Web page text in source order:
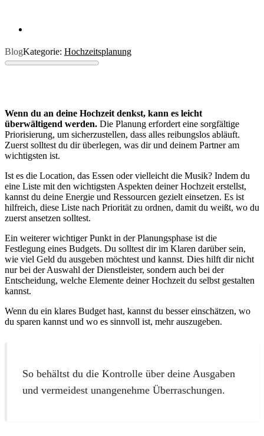
BlogKategorie: Hochzeitsplanung
Wenn du an deine Hochzeit denkst, kann es leicht
überwältigend werden. Die Planung erfordert eine sorgfältige
Priorisierung, um sicherzustellen, dass alles reibungslos abläuft.
Zuerst solltest du dir überlegen, was dir und deinem Partner am
wichtigsten ist.
Ist es die Location, das Essen oder vielleicht die Musik? Indem du
eine Liste mit den wichtigsten Aspekten deiner Hochzeit erstellst,
kannst du deine Energie und Ressourcen gezielt einsetzen. Es ist
hilfreich, diese Liste nach Priorität zu ordnen, damit du weißt, wo du
zuerst ansetzen solltest.
Ein weiterer wichtiger Punkt in der Planungsphase ist die
Festlegung eines Budgets. Du solltest dir im Klaren darüber sein,
wie viel Geld du ausgeben möchtest und kannst. Dies hilft dir nicht
nur bei der Auswahl der Dienstleister, sondern auch bei der
Entscheidung, welche Elemente deiner Hochzeit du selbst gestalten
kannst.
Wenn du ein klares Budget hast, kannst du besser einschätzen, wo
du sparen kannst und wo es sinnvoll ist, mehr auszugeben.
So behältst du die Kontrolle über deine Ausgaben
und vermeidest unangenehme Überraschungen.